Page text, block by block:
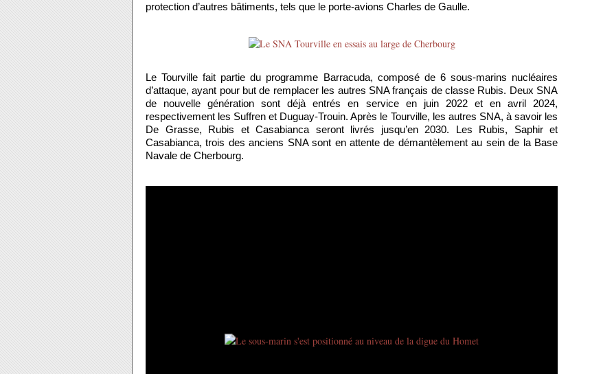
protection d’autres bâtiments, tels que le porte-avions Charles de Gaulle.
Le Tourville fait partie du programme Barracuda, composé de 6 sous-marins nucléaires
d’attaque, ayant pour but de remplacer les autres SNA français de classe Rubis. Deux SNA
de nouvelle génération sont déjà entrés en service en juin 2022 et en avril 2024,
respectivement les Suffren et Duguay-Trouin. Après le Tourville, les autres SNA, à savoir les
De Grasse, Rubis et Casabianca seront livrés jusqu’en 2030. Les Rubis, Saphir et
Casabianca, trois des anciens SNA sont en attente de démantèlement au sein de la Base
Navale de Cherbourg.